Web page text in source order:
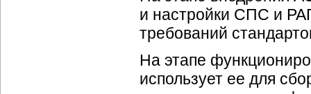
и настройки СПС и
требований
На этапе
использует ее для